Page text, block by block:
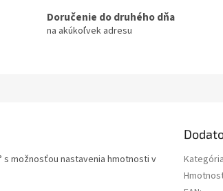
Doručenie do druhého dňa
na akúkoľvek adresu
s možnosťou nastavenia hmotnosti v
Kategória